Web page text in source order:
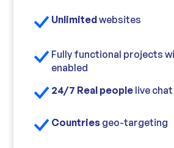
Unlimitedwebsites
Fully functional projects
enabled
24/7 Real people live
Countries geo-targeting